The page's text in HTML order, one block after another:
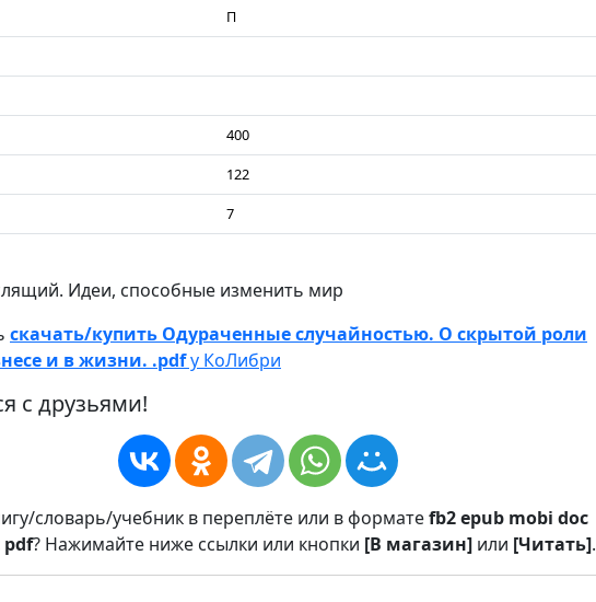
П
400
122
7
Идеи, способные изменить мир
скачать/купить Одураченные случайностью. О скрытой роли
и в жизни. .pdfу КоЛибри
с друзьями!
словарь/учебник в переплёте или в форматеfb2epub mobi doc
pdf? Нажимайте ниже ссылки или кнопки [В магазин] или [Читать].